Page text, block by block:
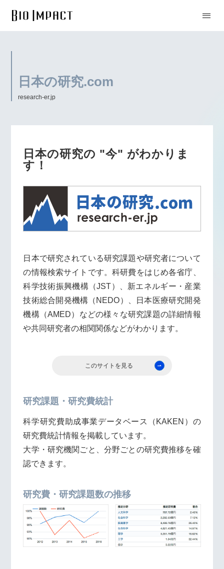
日本の研究.com
research-er.jp
日本の研究の "今" がわかりま
す！
日本で研究されている研究課題や研究者について
の情報検索サイトです。科研費をはじめ各省庁、
科学技術振興機構（JST）、 新エネルギー・産業
技術総合開発機構 （NEDO）、
日本医療研究開発
機構（AMED）などの様々な研究課題の詳細情報
や共同研究者の相関関係などがわかります。
このサイトを見る
研究課題・研究費統計
科学研究費助成事業データベース（KAKEN）の
研究費統計情報を掲載しています。
大学・研究機関ごと、分野ごとの研究費推移を確
認できます。
研究費・研究課題数の推移